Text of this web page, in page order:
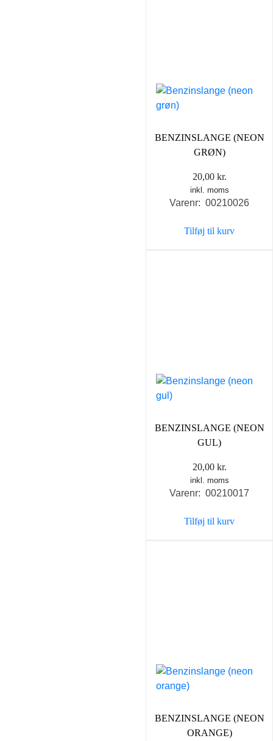
BENZINSLANGE (NEON
GRØN)
20,00 kr.
inkl. moms
Varenr: 00210026
Tilføj til kurv
BENZINSLANGE (NEON
GUL)
20,00 kr.
inkl. moms
Varenr: 00210017
Tilføj til kurv
BENZINSLANGE (NEON
ORANGE)